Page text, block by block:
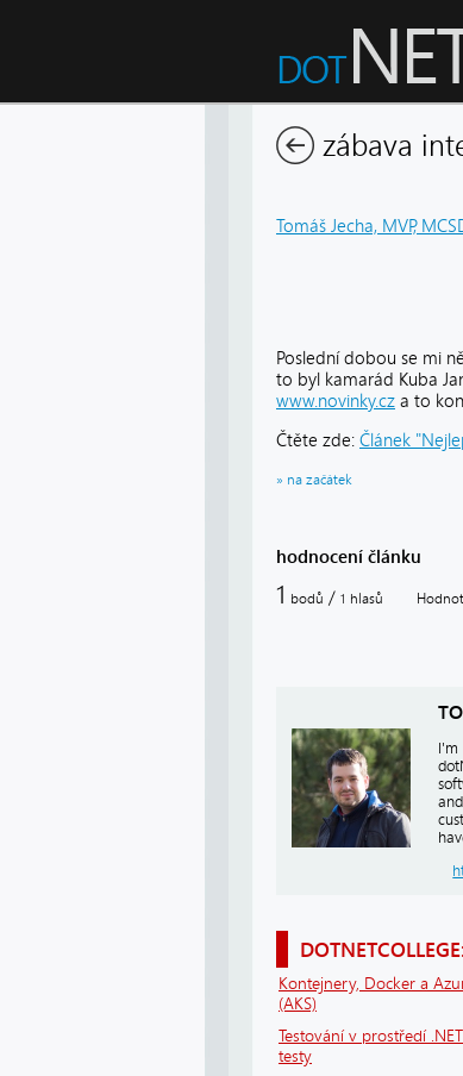
zábava
Tomáš Jecha, MVP,
Poslední dobou se mi
to byl kamarád Kuba
www.novinky.cz a to
Čtěte zde: Článek
» na začátek
hodnocení článku
1 bodů / 1 hlasů
I'm
Kontejnery, Docker a
(AKS)
Testování v prostředí
testy